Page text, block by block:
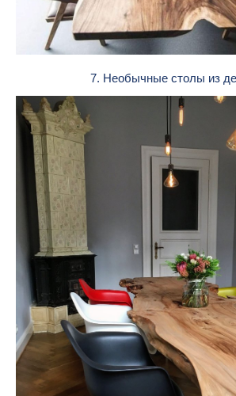
7. Необычные столы из